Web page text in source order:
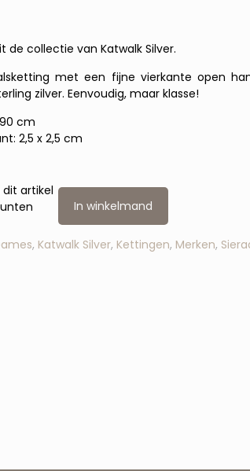
de collectie van Katwalk Silver.
met een fijne vierkante open
zilver. Eenvoudig, maar klasse!
cm
2,5 x 2,5 cm
dit artikel
In winkelmand
, Katwalk Silver, Kettingen, Merken,